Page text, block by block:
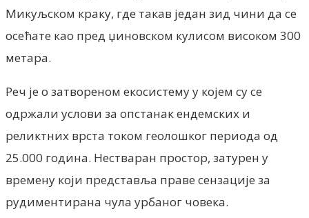
Микуљском краку, где такав један зид чини да се
осећате као пред џиновском кулисом високом 300
метара.
Реч је о затвореном екосистему у којем су се
одржали услови за опстанак ендемских и
реликтних врста током геолошког периода од
25.000 година. Нестваран простор, затурен у
времену који представља праве сензације за
рудиментирана чула урбаног човека.